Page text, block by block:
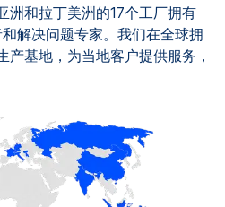
洲和拉丁美洲的17个工厂拥有
解决问题专家。我们在全球拥
基地，为当地客户提供服务，